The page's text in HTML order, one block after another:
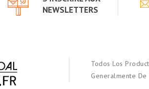
NEWSLETTERS
Todos Los
Generalmente De